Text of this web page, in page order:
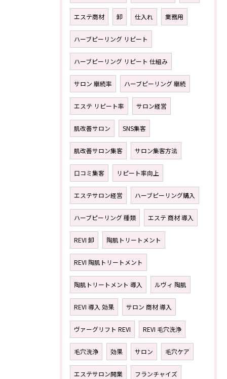
エステ商材 卸 仕入れ 業務用
ハーブピーリング リピート
ハーブピーリング リピート 仕組み
サロン 継続率 ハーブピーリング 継続
エステ リピート率 サロン経営
肌改善サロン SNS集客
肌改善サロン集客 サロン集客方法
口コミ集客 リピート率向上
エステサロン経営 ハーブピーリング購入
ハーブピーリング 種類 エステ 商材 導入
REVI 卸 陶肌トリートメント
REVI 陶肌トリートメント
陶肌トリートメント 導入 ルヴィ 陶肌
REVI 導入 効果 サロン 商材 導入
ヴァーグリフト REVI REVI 毛穴洗浄
毛穴洗浄 効果 サロン 毛穴ケア
エステサロン開業 フランチャイズ